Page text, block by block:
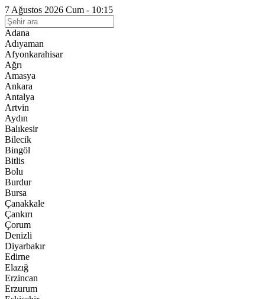
7 Ağustos 2026 Cum - 10:15
Adana
Adıyaman
Afyonkarahisar
Ağrı
Amasya
Ankara
Antalya
Artvin
Aydın
Balıkesir
Bilecik
Bingöl
Bitlis
Bolu
Burdur
Bursa
Çanakkale
Çankırı
Çorum
Denizli
Diyarbakır
Edirne
Elazığ
Erzincan
Erzurum